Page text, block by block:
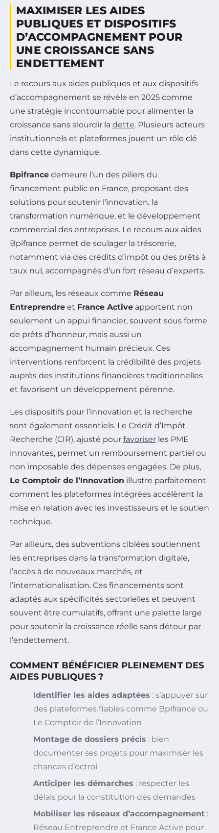
MAXIMISER LES AIDES
PUBLIQUES ET DISPOSITIFS
D’ACCOMPAGNEMENT POUR
UNE CROISSANCE SANS
ENDETTEMENT
Le recours aux aides publiques et aux dispositifs
d’accompagnement se révèle en 2025 comme
une stratégie incontournable pour alimenter la
croissance sans alourdir la dette. Plusieurs acteurs
institutionnels et plateformes jouent un rôle clé
dans cette dynamique.
Bpifrance demeure l’un des piliers du
financement public en France, proposant des
solutions pour soutenir l’innovation, la
transformation numérique, et le développement
commercial des entreprises. Le recours aux aides
Bpifrance permet de soulager la trésorerie,
notamment via des crédits d’impôt ou des prêts à
taux nul, accompagnés d’un fort réseau d’experts.
Par ailleurs, les réseaux comme Réseau
Entreprendre et France Active apportent non
seulement un appui financier, souvent sous forme
de prêts d’honneur, mais aussi un
accompagnement humain précieux. Ces
interventions renforcent la crédibilité des projets
auprès des institutions financières traditionnelles
et favorisent un développement pérenne.
Les dispositifs pour l’innovation et la recherche
sont également essentiels. Le Crédit d’Impôt
Recherche (CIR), ajusté pour favoriser les PME
innovantes, permet un remboursement partiel ou
non imposable des dépenses engagées. De plus,
Le Comptoir de l’Innovation illustre parfaitement
comment les plateformes intégrées accélèrent la
mise en relation avec les investisseurs et le soutien
technique.
Par ailleurs, des subventions ciblées soutiennent
les entreprises dans la transformation digitale,
l’accès à de nouveaux marchés, et
l’internationalisation. Ces financements sont
adaptés aux spécificités sectorielles et peuvent
souvent être cumulatifs, offrant une palette large
pour soutenir la croissance réelle sans détour par
l’endettement.
COMMENT BÉNÉFICIER PLEINEMENT DES
AIDES PUBLIQUES ?
Identifier les aides adaptées : s’appuyer sur
des plateformes fiables comme Bpifrance ou
Le Comptoir de l’Innovation
Montage de dossiers précis : bien
documenter ses projets pour maximiser les
chances d’octroi
Anticiper les démarches : respecter les
délais pour la constitution des demandes
Mobiliser les réseaux d’accompagnement :
Réseau Entreprendre et France Active pour